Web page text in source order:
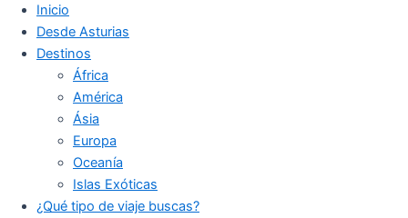
Inicio
Desde Asturias
Destinos
África
América
Ásia
Europa
Oceanía
Islas Exóticas
¿Qué tipo de viaje buscas?